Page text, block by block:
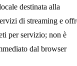
destinata alla
di streaming e
per servizio; non è
dal browser